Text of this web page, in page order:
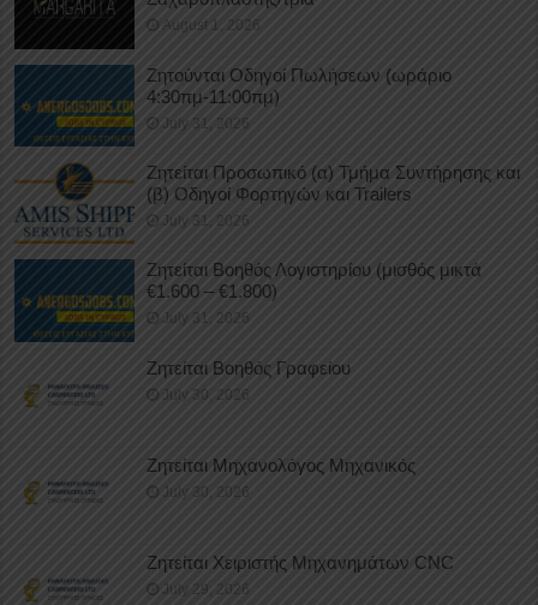
August 1, 2026
Ζητούνται Οδηγοί Πωλήσεων (ωράριο
4:30πμ-11:00πμ)
July 31, 2026
Ζητείται Προσωπικό (α) Τμήμα Συντήρησης και
(β) Οδηγοί Φορτηγών και Trailers
July 31, 2026
Ζητείται Βοηθός Λογιστηρίου (μισθός μικτά
€1.600 – €1.800)
July 31, 2026
Ζητείται Βοηθός Γραφείου
July 30, 2026
Ζητείται Μηχανολόγος Μηχανικός
July 30, 2026
Ζητείται Χειριστής Μηχανημάτων CNC
July 29, 2026